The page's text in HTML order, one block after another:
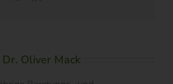
Dr. Oliver Mack